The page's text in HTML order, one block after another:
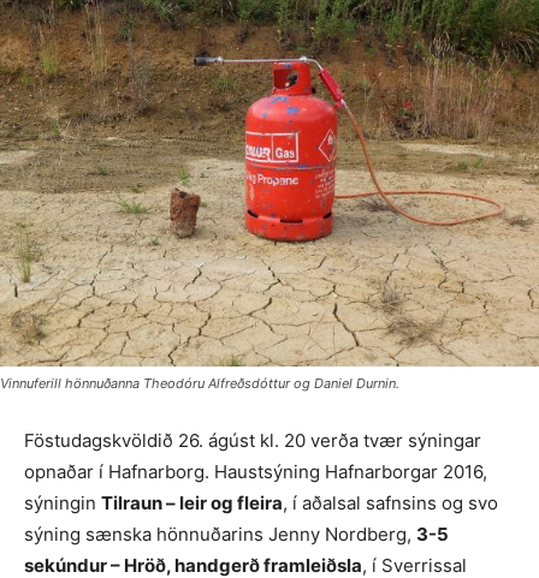
Vinnuferill hönnuðanna Theodóru Alfreðsdóttur og Daniel Durnin.
Föstudagskvöldið 26. ágúst kl. 20 verða tvær sýningar
opnaðar í Hafnarborg. Haustsýning Hafnarborgar 2016,
sýningin Tilraun – leir og fleira, í aðalsal safnsins og svo
sýning sænska hönnuðarins Jenny Nordberg, 3-5
sekúndur – Hröð, handgerð framleiðsla, í Sverrissal